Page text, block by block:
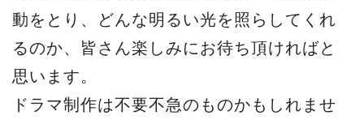
動をとり、どんな明るい光を照らしてくれ
るのか、皆さん楽しみにお待ち頂ければと
思います。
ドラマ制作は不要不急のものかもしれませ